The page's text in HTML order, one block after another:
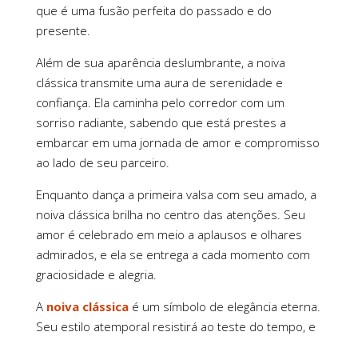
que é uma fusão perfeita do passado e do
presente.
Além de sua aparência deslumbrante, a noiva
clássica transmite uma aura de serenidade e
confiança. Ela caminha pelo corredor com um
sorriso radiante, sabendo que está prestes a
embarcar em uma jornada de amor e compromisso
ao lado de seu parceiro.
Enquanto dança a primeira valsa com seu amado, a
noiva clássica brilha no centro das atenções. Seu
amor é celebrado em meio a aplausos e olhares
admirados, e ela se entrega a cada momento com
graciosidade e alegria.
A noiva clássica é um símbolo de elegância eterna.
Seu estilo atemporal resistirá ao teste do tempo, e